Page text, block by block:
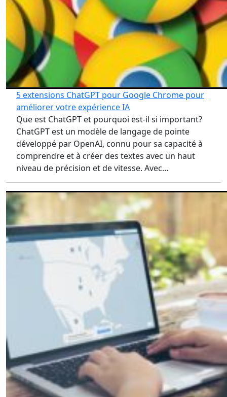
5 extensions ChatGPT pour Google Chrome pour
améliorer votre expérience IA
Que est ChatGPT et pourquoi est-il si important?
ChatGPT est un modèle de langage de pointe
développé par OpenAI, connu pour sa capacité à
comprendre et à créer des textes avec un haut
niveau de précision et de vitesse. Avec…